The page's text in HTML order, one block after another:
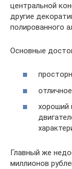
центральной
другие
полированного
Основные
хороший
Главный же
миллионов